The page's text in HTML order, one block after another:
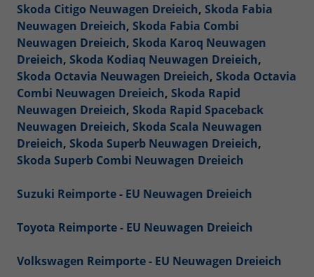
Skoda Citigo Neuwagen Dreieich, Skoda Fabia
Neuwagen Dreieich, Skoda Fabia Combi
Neuwagen Dreieich, Skoda Karoq Neuwagen
Dreieich, Skoda Kodiaq Neuwagen Dreieich,
Skoda Octavia Neuwagen Dreieich, Skoda Octavia
Combi Neuwagen Dreieich, Skoda Rapid
Neuwagen Dreieich, Skoda Rapid Spaceback
Neuwagen Dreieich, Skoda Scala Neuwagen
Dreieich, Skoda Superb Neuwagen Dreieich,
Skoda Superb Combi Neuwagen Dreieich
Suzuki Reimporte - EU Neuwagen Dreieich
Toyota Reimporte - EU Neuwagen Dreieich
Volkswagen Reimporte - EU Neuwagen Dreieich